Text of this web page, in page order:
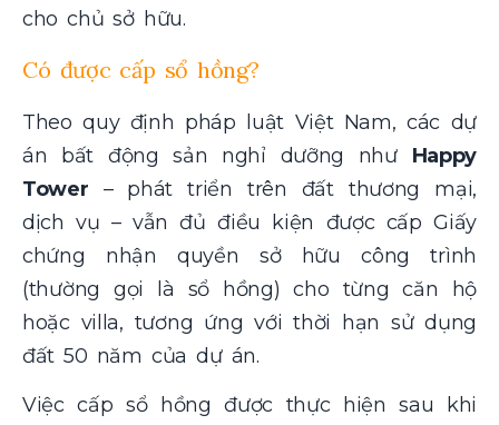
cho chủ sở hữu.
Có được cấp sổ hồng?
Theo quy định pháp luật Việt Nam, các dự
án bất động sản nghỉ dưỡng như Happy
Tower – phát triển trên đất thương mại,
dịch vụ – vẫn đủ điều kiện được cấp Giấy
chứng nhận quyền sở hữu công trình
(thường gọi là sổ hồng) cho từng căn hộ
hoặc villa, tương ứng với thời hạn sử dụng
đất 50 năm của dự án.
Việc cấp sổ hồng được thực hiện sau khi